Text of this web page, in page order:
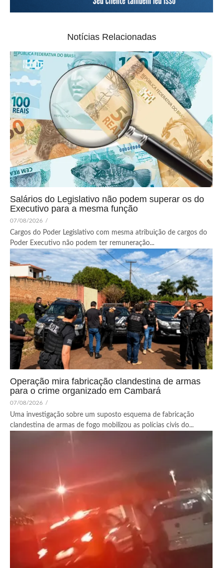
Notícias Relacionadas
Salários do Legislativo não podem superar os do
Executivo para a mesma função
07/08/2026 /
Cargos do Poder Legislativo com mesma atribuição de cargos do
Poder Executivo não podem ter remuneração...
Operação mira fabricação clandestina de armas
para o crime organizado em Cambará
07/08/2026 /
Uma investigação sobre um suposto esquema de fabricação
clandestina de armas de fogo mobilizou as polícias civis do...